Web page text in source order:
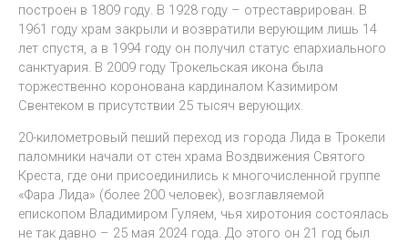
построен в 1809 году. В 1928 году – отреставрирован. В
1961 году храм закрыли и возвратили верующим лишь 14
лет спустя, а в 1994 году он получил статус епархиального
санктуария. В 2009 году Трокельская икона была
торжественно коронована кардиналом Казимиром
Свентеком в присутствии 25 тысяч верующих.
20-километровый пеший переход из города Лида в Трокели
паломники начали от стен храма Воздвижения Святого
Креста, где они присоединились к многочисленной группе
«Фара Лида» (более 200 человек), возглавляемой
епископом Владимиром Гуляем, чья хиротония состоялась
не так давно – 25 мая 2024 года. До этого он 21 год был